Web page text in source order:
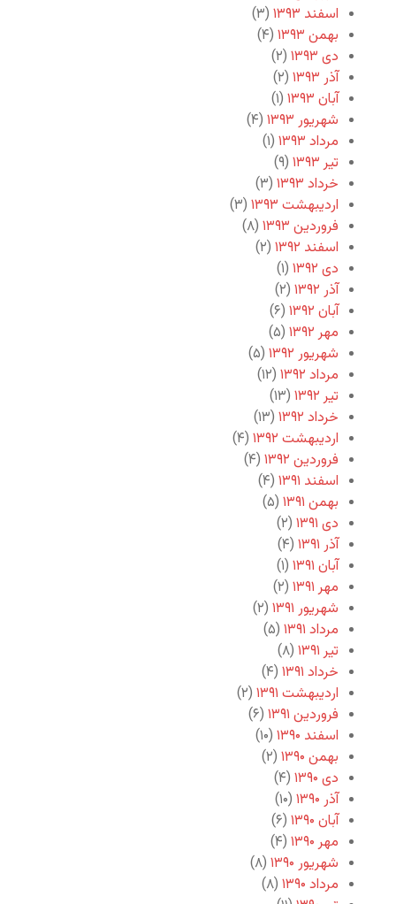
اسفند ۱۳۹۳
(۳)
بهمن ۱۳۹۳
(۴)
دی ۱۳۹۳
(۲)
آذر ۱۳۹۳
(۲)
آبان ۱۳۹۳
(۱)
شهریور ۱۳۹۳
(۴)
مرداد ۱۳۹۳
(۱)
تیر ۱۳۹۳
(۹)
خرداد ۱۳۹۳
(۳)
اردیبهشت ۱۳۹۳
(۳)
فروردین ۱۳۹۳
(۸)
اسفند ۱۳۹۲
(۲)
دی ۱۳۹۲
(۱)
آذر ۱۳۹۲
(۲)
آبان ۱۳۹۲
(۶)
مهر ۱۳۹۲
(۵)
شهریور ۱۳۹۲
(۵)
مرداد ۱۳۹۲
(۱۲)
تیر ۱۳۹۲
(۱۳)
خرداد ۱۳۹۲
(۱۳)
اردیبهشت ۱۳۹۲
(۴)
فروردین ۱۳۹۲
(۴)
اسفند ۱۳۹۱
(۴)
بهمن ۱۳۹۱
(۵)
دی ۱۳۹۱
(۲)
آذر ۱۳۹۱
(۴)
آبان ۱۳۹۱
(۱)
مهر ۱۳۹۱
(۲)
شهریور ۱۳۹۱
(۲)
مرداد ۱۳۹۱
(۵)
تیر ۱۳۹۱
(۸)
خرداد ۱۳۹۱
(۴)
اردیبهشت ۱۳۹۱
(۲)
فروردین ۱۳۹۱
(۶)
اسفند ۱۳۹۰
(۱۰)
بهمن ۱۳۹۰
(۲)
دی ۱۳۹۰
(۴)
آذر ۱۳۹۰
(۱۰)
آبان ۱۳۹۰
(۶)
مهر ۱۳۹۰
(۴)
شهریور ۱۳۹۰
(۸)
مرداد ۱۳۹۰
(۸)